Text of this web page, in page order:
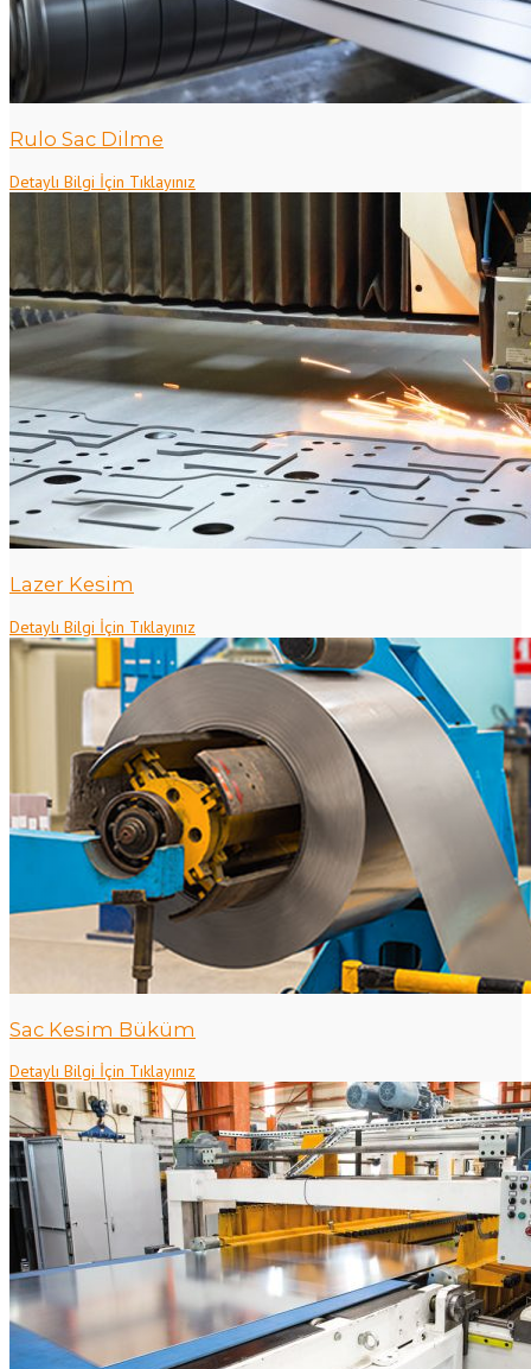
Rulo Sac Dilme
Detaylı Bilgi İçin Tıklayınız
Lazer Kesim
Detaylı Bilgi İçin Tıklayınız
Sac Kesim Büküm
Detaylı Bilgi İçin Tıklayınız